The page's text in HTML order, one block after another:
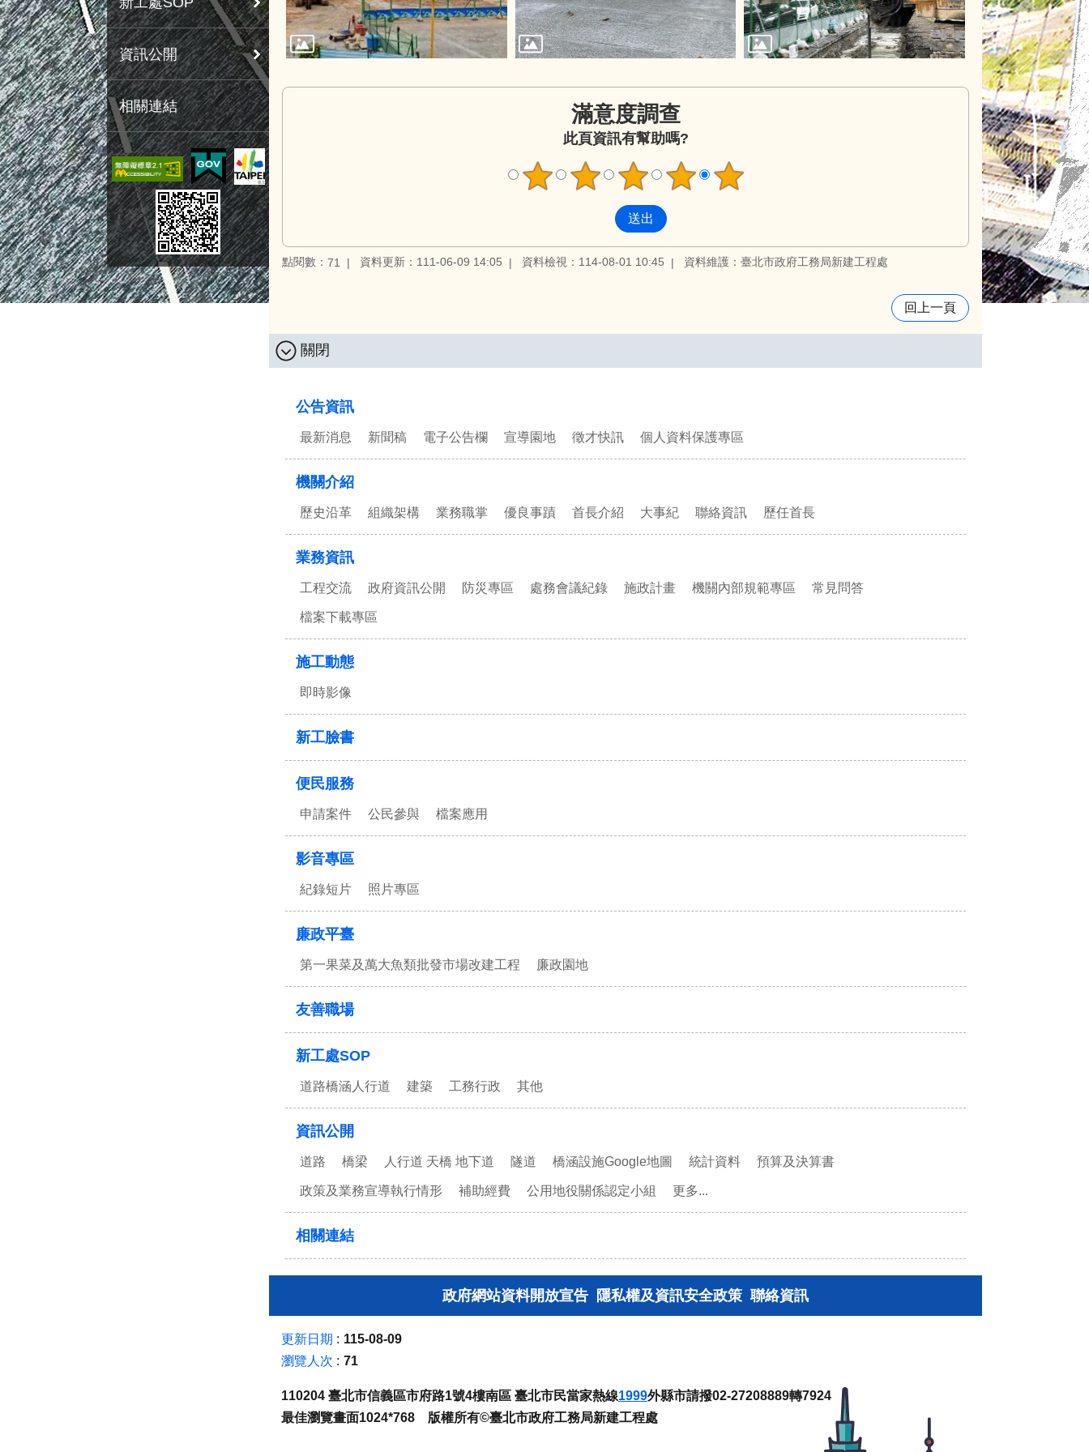
資訊公開
相關連結 滿意度調查
此頁資訊有幫助嗎?
點閱數： 71 資料更新：111-06-09 14:05 資料檢視：114-08-01 10:45 資料維護：臺北市政府工務局新建工程處
回上一頁
關閉
公告資訊
最新消息 新聞稿 電子公告欄 宣導園地 徵才快訊 個人資料保護專區
機關介紹
歷史沿革 組織架構 業務職掌 優良事蹟 首長介紹 大事紀 聯絡資訊 歷任首長
業務資訊
工程交流 政府資訊公開 防災專區 處務會議紀錄 施政計畫 機關內部規範專區 常見問答
檔案下載專區
施工動態
即時影像
新工臉書
便民服務
申請案件 公民參與 檔案應用
影音專區
紀錄短片 照片專區
廉政平臺
第一果菜及萬大魚類批發市場改建工程 廉政園地
友善職場
新工處SOP
道路橋涵人行道 建築 工務行政 其他
資訊公開
道路 橋梁 人行道 天橋 地下道 隧道 橋涵設施Google地圖 統計資料 預算及決算書
政策及業務宣導執行情形 補助經費 公用地役關係認定小組 更多...
相關連結
政府網站資料開放宣告 隱私權及資訊安全政策 聯絡資訊
更新日期
115-08-09
瀏覽人次
71
110204 臺北市信義區市府路1號4樓南區 臺北市民當家熱線1999外縣市請撥02-27208889轉7924
最佳瀏覽畫面1024*768 版權所有©臺北市政府工務局新建工程處